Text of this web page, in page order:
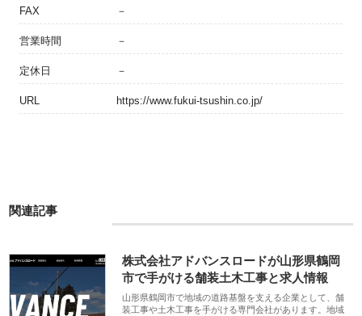
FAX －
営業時間 －
定休日 －
URL https://www.fukui-tsushin.co.jp/
関連記事
株式会社アドバンスロードが山形県鶴岡
市で手がける舗装土木工事と求人情報
山形県鶴岡市で地域の道路基盤を支える企業として、舗
装工事や土木工事を手がける専門会社があります。地域